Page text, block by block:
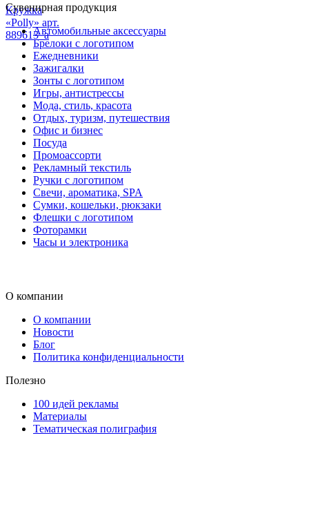
Кружка
«Polly» арт.
889613_a
Сувенирная продукция
Автомобильные аксессуары
Брелоки с логотипом
Ежедневники
Зажигалки
Зонты с логотипом
Игры, антистрессы
Мода, стиль, красота
Отдых, туризм, путешествия
Офис и бизнес
Посуда
Промоассорти
Рекламный текстиль
Ручки с логотипом
Свечи, ароматика, SPA
Сумки, кошельки, рюкзаки
Флешки с логотипом
Фоторамки
Часы и электроника
О компании
О компании
Новости
Блог
Политика конфиденциальности
Полезно
100 идей рекламы
Материалы
Тематическая полиграфия